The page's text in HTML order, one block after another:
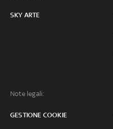
SKY ARTE
Note legali:
GESTIONE COOKIE